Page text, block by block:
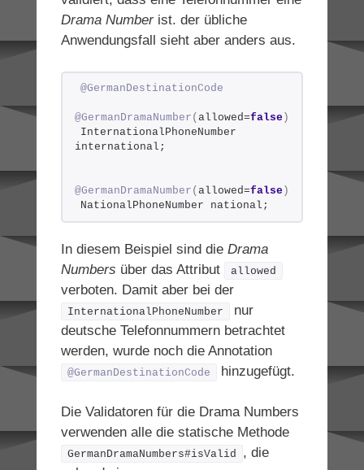
Drama Numberist. der übliche
Anwendungsfall sieht aber anders aus.
@GermanDestinationCode
@GermanDramaNumber (allowed=false)
InternationalPhoneNumber
international;
@GermanDramaNumber (allowed=false)
NationalPhoneNumber national;
In diesem Beispiel sind die Drama
Numbers über das Attribut allowed
verboten. Damit aber bei der
InternationalPhoneNumber
nur
deutsche Telefonnummern betrachtet
werden, wurde noch die Annotation
@GermanDestinationCode hinzugefügt.
Die Validatoren für die Drama Numbers
verwenden alle die statische Methode
GermanDramaNumbers#isValid
, die